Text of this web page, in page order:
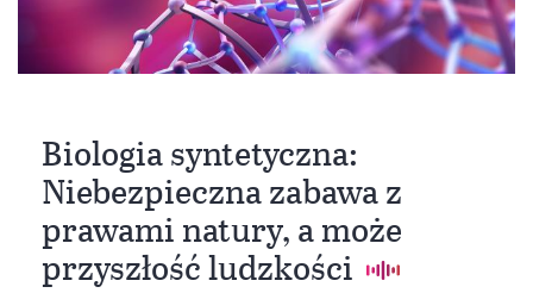
Biologia syntetyczna:
Niebezpieczna zabawa z
prawami natury, a może
przyszłość ludzkości